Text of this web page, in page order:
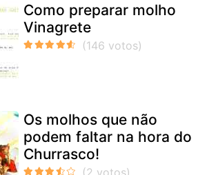
Como preparar molho
Vinagrete
Os molhos que não
podem faltar na hora do
Churrasco!